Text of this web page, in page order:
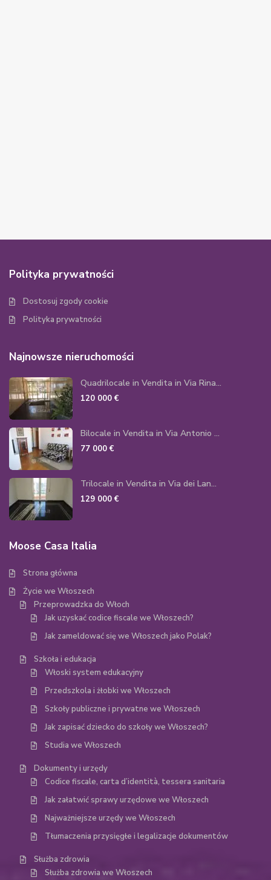
Polityka prywatności
Dostosuj zgody cookie
Polityka prywatności
Najnowsze nieruchomości
Quadrilocale in Vendita in Via Rina...
120 000 €
Bilocale in Vendita in Via Antonio ...
77 000 €
Trilocale in Vendita in Via dei Lan...
129 000 €
Moose Casa Italia
Strona główna
Życie we Włoszech
Przeprowadzka do Włoch
Jak uzyskać codice fiscale we Włoszech?
Jak zameldować się we Włoszech jako Polak?
Szkoła i edukacja
Włoski system edukacyjny
Przedszkola i żłobki we Włoszech
Szkoły publiczne i prywatne we Włoszech
Jak zapisać dziecko do szkoły we Włoszech?
Studia we Włoszech
Dokumenty i urzędy
Codice fiscale, carta d’identità, tessera sanitaria
Jak załatwić sprawy urzędowe we Włoszech
Najważniejsze urzędy we Włoszech
Tłumaczenia przysięgłe i legalizacje dokumentów
Służba zdrowia
Służba zdrowia we Włoszech